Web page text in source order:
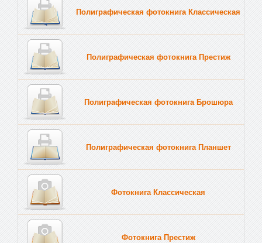
Полиграфическая фотокнига Классическая
Полиграфическая фотокнига Престиж
Полиграфическая фотокнига Брошюра
Полиграфическая фотокнига Планшет
Фотокнига Классическая
Фотокнига Престиж